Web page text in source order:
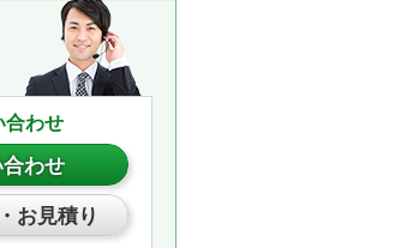
合わせ
わせ
お見積り